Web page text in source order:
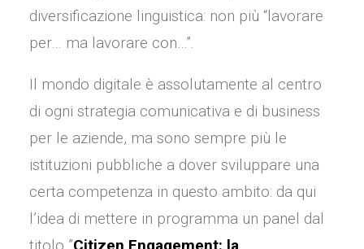
diversificazione linguistica: non più “lavorare
per… ma lavorare con…”.
Il mondo digitale è assolutamente al centro
di ogni strategia comunicativa e di business
per le aziende, ma sono sempre più le
istituzioni pubbliche a dover sviluppare una
certa competenza in questo ambito: da qui
l’idea di mettere in programma un panel dal